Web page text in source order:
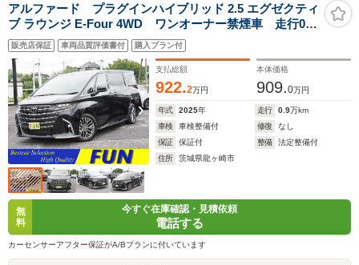
アルファード プラグインハイブリッド 2.5 エグゼクティ
ブ ラウンジ E-Four 4WD ワンオーナー禁煙車 走行0.9
万Km ベージュナッパ革シート セーフティセンス チ
ームメイト HUD BSM 全周囲 Dインナーミラー
左右独立ムーンルーフ JBL ディスプレイオーディオプ
ラス&リヤエンタメ
販売店保証 車両品質評価書付 購入プラン付
支払総額
922.2万円
本体価格
909.0万円
年式 2025年 走行 0.9万km
車検
車検整備付 修復
なし
保証
保証付 整備
法定整備付
住所
茨城県龍ヶ崎市
無
料
今すぐ在庫確認・見積依頼
電話する
カーセンサーアフター保証がA/Bプランに付いています